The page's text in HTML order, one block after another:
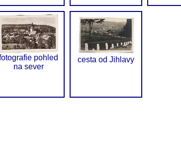
pohled
na sever
cesta od Jihlavy